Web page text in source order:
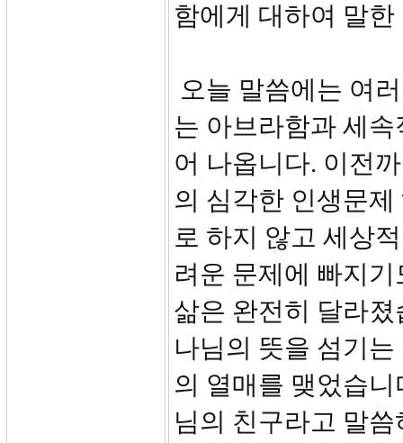
함에게 대하여 말
오늘 말씀에는 여
는 아브라함과 세
어 나옵니다. 이전
의 심각한 인생문
로 하지 않고 세상
려운 문제에 빠지
삶은 완전히 달라
나님의 뜻을 섬기
의 열매를 맺었습
님의 친구라고 말